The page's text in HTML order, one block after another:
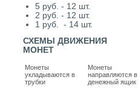
5 руб. - 12 шт.
2 руб. - 12 шт.
1 руб. - 14 шт.
СХЕМЫ ДВИЖЕНИЯ
МОНЕТ
Монеты
укладываются в
трубки
Монеты
направляются в
денежный ящик